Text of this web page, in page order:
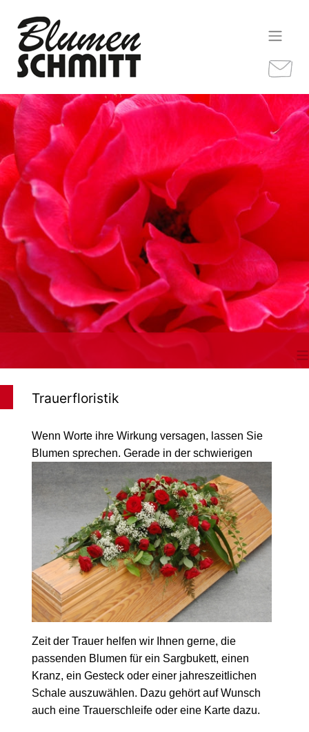
≡
Trauerfloristik
Wenn Worte ihre Wirkung versagen, lassen Sie
Blumen sprechen. Gerade in der schwierigen
Zeit der Trauer helfen wir Ihnen gerne, die
passenden Blumen für ein Sargbukett, einen
Kranz, ein Gesteck oder einer jahreszeitlichen
Schale auszuwählen. Dazu gehört auf Wunsch
auch eine Trauerschleife oder eine Karte dazu.